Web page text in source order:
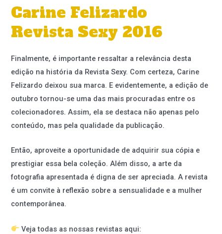
Carine Felizardo
Revista Sexy 2016
Finalmente, é importante ressaltar a relevância desta
edição na história da Revista Sexy. Com certeza, Carine
Felizardo deixou sua marca. E evidentemente, a edição de
outubro tornou-se uma das mais procuradas entre os
colecionadores. Assim, ela se destaca não apenas pelo
conteúdo, mas pela qualidade da publicação.
Então, aproveite a oportunidade de adquirir sua cópia e
prestigiar essa bela coleção. Além disso, a arte da
fotografia apresentada é digna de ser apreciada. A revista
é um convite à reflexão sobre a sensualidade e a mulher
contemporânea.
Veja todas as nossas revistas aqui: